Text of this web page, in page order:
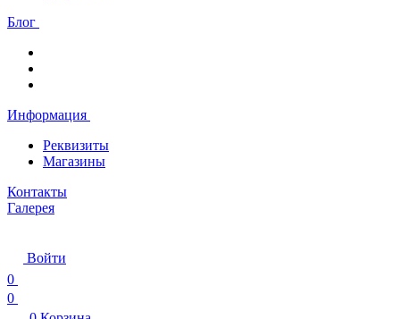
Блог
Информация
Реквизиты
Магазины
Контакты
Галерея
Войти
0
0